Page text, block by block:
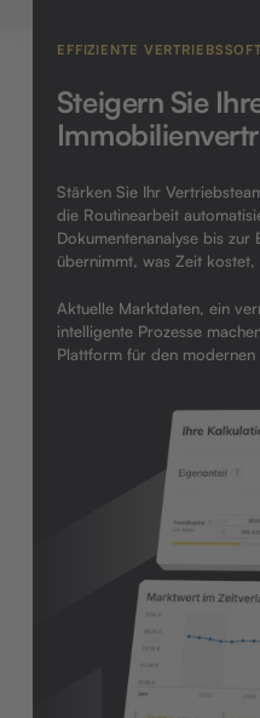
EFFIZIENTE
Steigern Sie
Stärken Sie Ihr
die Routinearbeit
Dokumentenanalyse bis
übernimmt, was Zeit
Aktuelle Marktdaten, ein
intelligente Prozesse
Plattform für den